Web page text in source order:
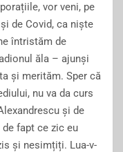
vor veni, pe
de Covid, ca niște
întristăm de
ăla – ajunși
și merităm. Sper că
nu va da curs
și de
fapt ce zic eu
și nesimțiți. Lua-v-